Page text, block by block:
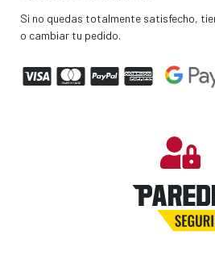
Si no quedas totalmente satisfecho,
o cambiar tu pedido.